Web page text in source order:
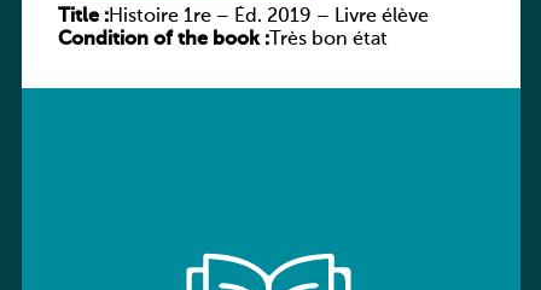
Title :Histoire 1re – Éd. 2019 – Livre élève
Condition of the book :Très bon état